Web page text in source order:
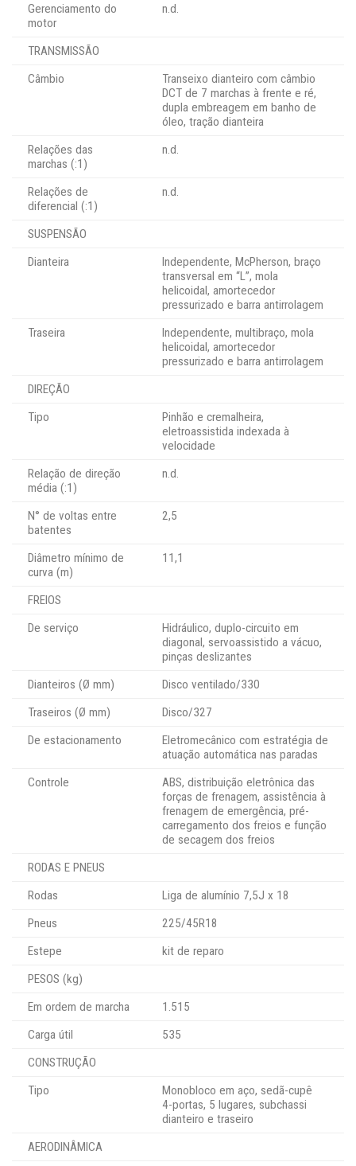
Gerenciamento do
motor
n.d.
TRANSMISSÃO
Câmbio
Transeixo dianteiro com câmbio
DCT de 7 marchas à frente e ré,
dupla embreagem em banho de
óleo, tração dianteira
Relações das
marchas (:1)
n.d.
Relações de
diferencial (:1)
n.d.
SUSPENSÃO
Dianteira
Independente, McPherson, braço
transversal em “L”, mola
helicoidal, amortecedor
pressurizado e barra antirrolagem
Traseira
Independente, multibraço, mola
helicoidal, amortecedor
pressurizado e barra antirrolagem
DIREÇÃO
Tipo
Pinhão e cremalheira,
eletroassistida indexada à
velocidade
Relação de direção
média (:1)
n.d.
N° de voltas entre
batentes
2,5
Diâmetro mínimo de
curva (m)
11,1
FREIOS
De serviço
Hidráulico, duplo-circuito em
diagonal, servoassistido a vácuo,
pinças deslizantes
Dianteiros (Ø mm)
Disco ventilado/330
Traseiros (Ø mm)
Disco/327
De estacionamento
Eletromecânico com estratégia de
atuação automática nas paradas
Controle
ABS, distribuição eletrônica das
forças de frenagem, assistência à
frenagem de emergência, pré-
carregamento dos freios e função
de secagem dos freios
RODAS E PNEUS
Rodas
Liga de alumínio 7,5J x 18
Pneus
225/45R18
Estepe
kit de reparo
PESOS (kg)
Em ordem de marcha
1.515
Carga útil
535
CONSTRUÇÃO
Tipo
Monobloco em aço, sedã-cupê
4-portas, 5 lugares, subchassi
dianteiro e traseiro
AERODINÂMICA